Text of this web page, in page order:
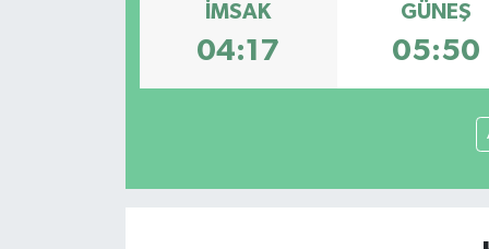
İMSAK
04:17
GÜNEŞ
05:50
Teknoloji